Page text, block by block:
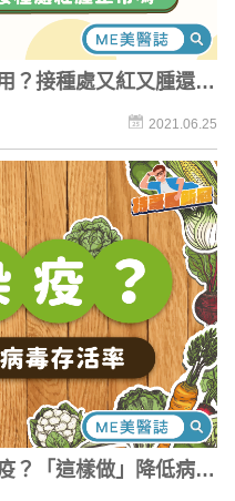
？接種處又紅又腫還痛
2021.06.25
？「這樣做」降低病毒